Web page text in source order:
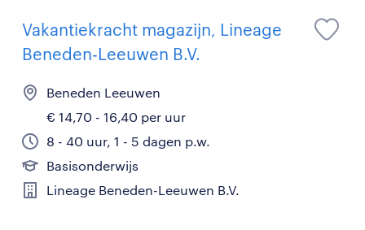
Vakantiekracht magazijn, Lineage
Beneden-Leeuwen B.V.
Beneden Leeuwen
€ 14,70 - 16,40 per uur
8 - 40 uur, 1 - 5 dagen p.w.
Basisonderwijs
Lineage Beneden-Leeuwen B.V.